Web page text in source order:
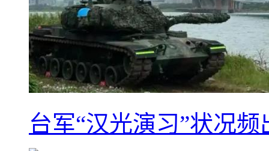
台军“汉光演习”状况